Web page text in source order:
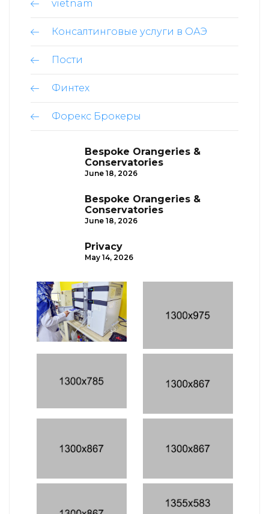
vietnam
Консалтинговые услуги в ОАЭ
Пости
Финтех
Форекс Брокеры
Bespoke Orangeries &
Conservatories
June 18, 2026
Bespoke Orangeries &
Conservatories
June 18, 2026
Privacy
May 14, 2026